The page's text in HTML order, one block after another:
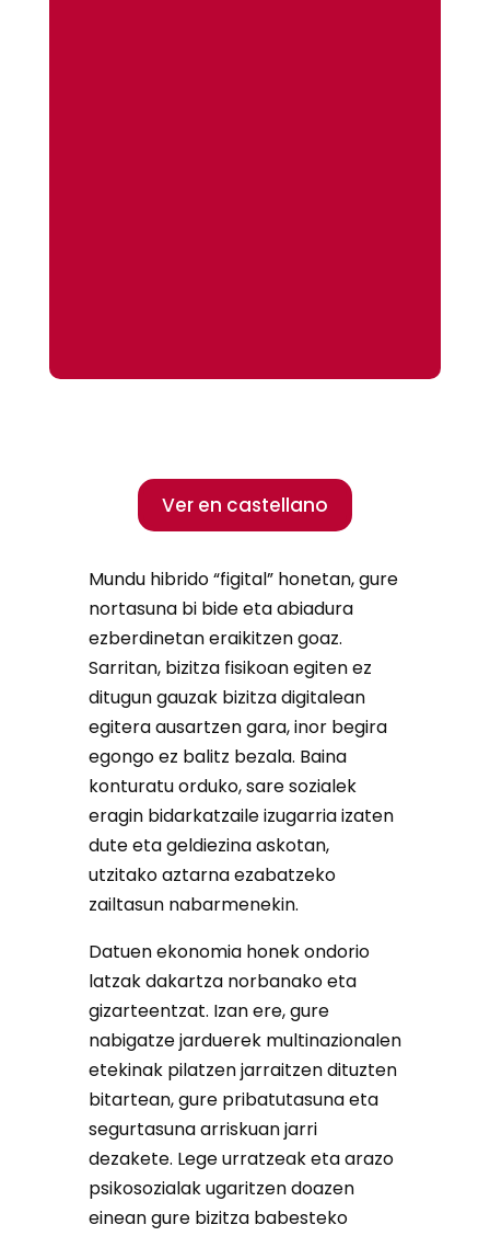
Ver en castellano
Mundu hibrido “figital” honetan, gure
nortasuna bi bide eta abiadura
ezberdinetan eraikitzen goaz.
Sarritan, bizitza fisikoan egiten ez
ditugun gauzak bizitza digitalean
egitera ausartzen gara, inor begira
egongo ez balitz bezala. Baina
konturatu orduko, sare sozialek
eragin bidarkatzaile izugarria izaten
dute eta geldiezina askotan,
utzitako aztarna ezabatzeko
zailtasun nabarmenekin.
Datuen ekonomia honek ondorio
latzak dakartza norbanako eta
gizarteentzat. Izan ere, gure
nabigatze jarduerek multinazionalen
etekinak pilatzen jarraitzen dituzten
bitartean, gure pribatutasuna eta
segurtasuna arriskuan jarri
dezakete. Lege urratzeak eta arazo
psikosozialak ugaritzen doazen
einean gure bizitza babesteko